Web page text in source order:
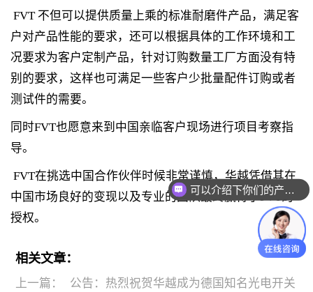
FVT 不但可以提供质量上乘的标准耐磨件产品，满足客
户对产品性能的要求，还可以根据具体的工作环境和工
况要求为客户定制产品，针对订购数量工厂方面没有特
别的要求，这样也可满足一些客户少批量配件订购或者
测试件的需要。
同时FVT也愿意来到中国亲临客户现场进行项目考察指
导。
FVT在挑选中国合作伙伴时候非常谨慎，华越凭借其在
中国市场良好的变现以及专业的团队最终赢得了FVT的
授权。
相关文章：
上一篇：
公告：热烈祝贺华越成为德国知名光电开关